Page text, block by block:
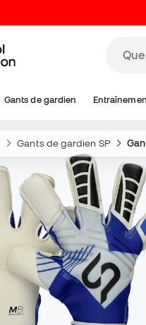
Gants de gardien
Gants de gardien SP